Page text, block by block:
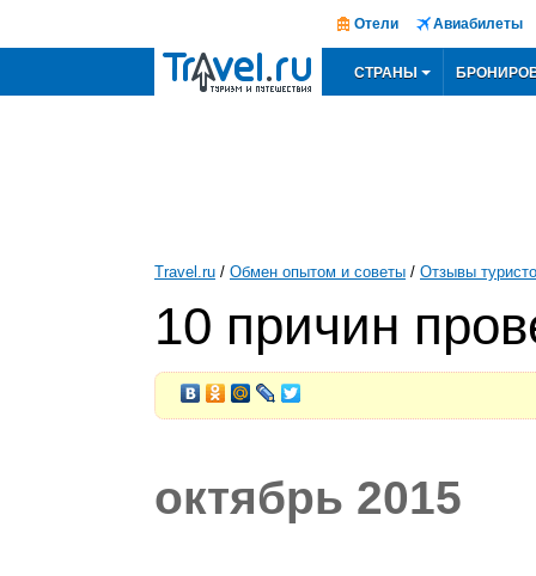
Отели Авиабилеты
СТРАНЫ
Travel.ru / Обмен опытом и советы / Отзывы
10 причин
октябрь 2015